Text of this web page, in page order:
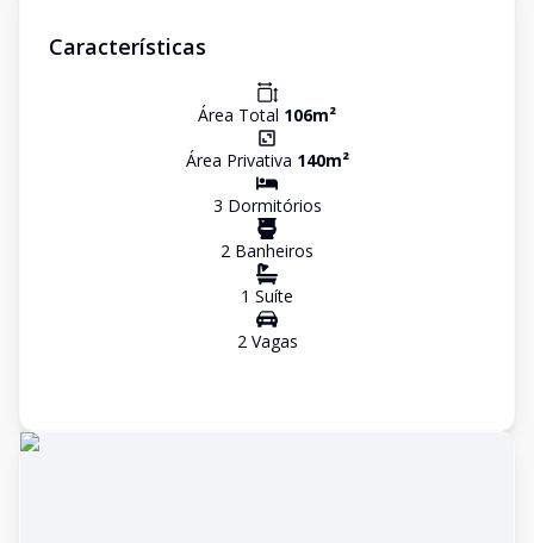
Características
Área Total 106m²
Área Privativa 140m²
3 Dormitórios
2 Banheiros
1 Suíte
2Vagas